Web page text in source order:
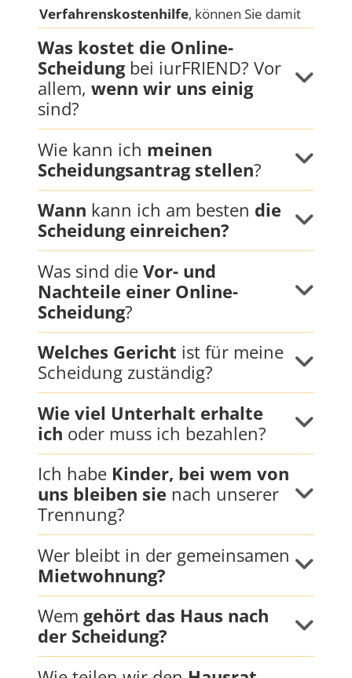
Verfahrenskostenhilfe, können Sie damit
beginnen, die Unterlagen für den VKH-
Antrag zusammenzustellen.Wie das geht,
erfahren Sie hier .
Anforderung
aktuellen Auszugs aus Ihrem
Rentenversicherungsverlauf
– so können
Sie schon jetzt nach etwaigen Lücken darin
suchen, diese korrigieren lassen und so den
Versorgungsausgleich beschleunigen.
das geht, erfahren Sie hier.
Hier geht es zum Artikel über die
15 ersten
Schritte bei einer Scheidung
Was kostet die Online-
Scheidungbei iurFRIEND? Vor
allem, wenn wir uns einig
sind?
Wie kann ich meinen
Scheidungsantrag stellen?
Wann kann ich am besten die
Scheidung einreichen?
Was sind die Vor- und
Nachteile einer Online-
Scheidung?
Welches Gericht ist für meine
Scheidung zuständig?
Wie viel Unterhalt erhalte
ich oder muss ich bezahlen?
Ich habe Kinder, bei wem von
uns bleiben sie nach unserer
Trennung?
Wer bleibt in der gemeinsamen
Mietwohnung?
Wem gehört das Haus nach
der Scheidung?